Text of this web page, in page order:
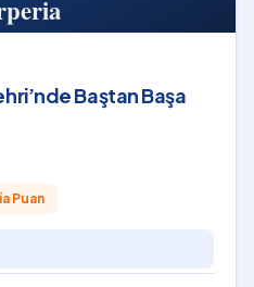
Baştan Başa
Puan